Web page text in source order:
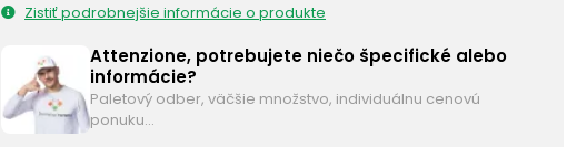
Zistiť podrobnejšie informácie o produkte
Attenzione, potrebujete niečo špecifické alebo
informácie?
Paletový odber, väčšie množstvo, individuálnu cenovú
ponuku…